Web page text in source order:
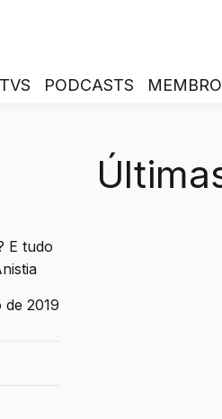
PODCASTS
E tudo
de 2019